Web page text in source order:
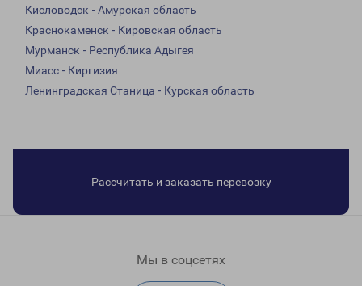
Кисловодск - Амурская область
Краснокаменск - Кировская область
Мурманск - Республика Адыгея
Миасс - Киргизия
Ленинградская Станица - Курская область
Рассчитать и заказать перевозку
Мы в соцсетях